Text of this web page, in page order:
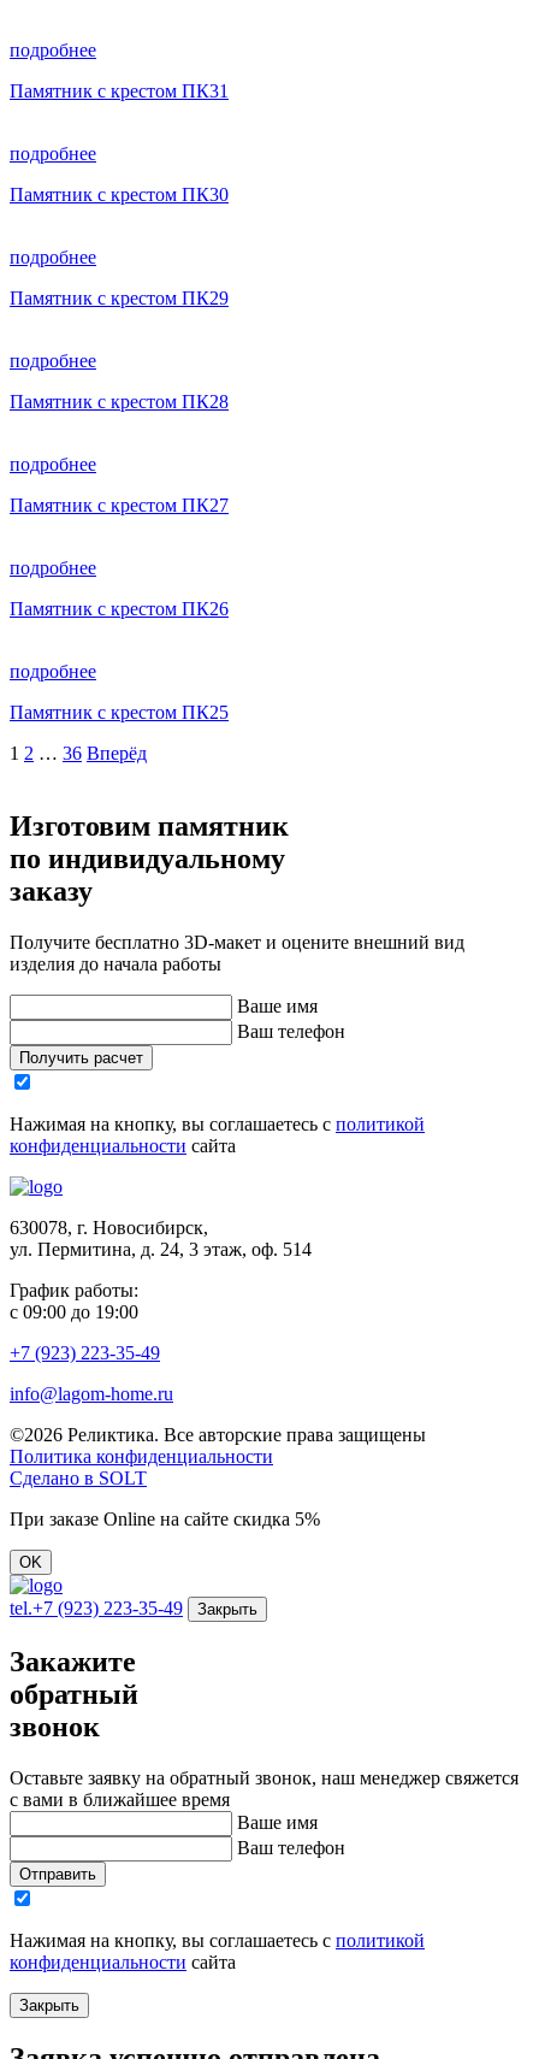
подробнее
Памятник с крестом ПК31
подробнее
Памятник с крестом ПК30
подробнее
Памятник с крестом ПК29
подробнее
Памятник с крестом ПК28
подробнее
Памятник с крестом ПК27
подробнее
Памятник с крестом ПК26
подробнее
Памятник с крестом ПК25
Пагинация
1 2 … 36 Вперёд
Изготовим памятник
по индивидуальному
заказу
Получите бесплатно 3D-макет и оцените внешний вид
изделия до начала работы
Ваше имя
Ваш телефон
Получить расчет
Нажимая на кнопку, вы соглашаетесь с политикой
конфиденциальности сайта
630078, г. Новосибирск,
ул. Пермитина, д. 24, 3 этаж, оф. 514
График работы:
с 09:00 до 19:00
+7 (923) 223-35-49
info@lagom-home.ru
©2026 Реликтика. Все авторские права защищены
Политика конфиденциальности
Сделано в SOLT
При заказе Online на сайте скидка 5%
OK
tel.+7 (923) 223-35-49 Закрыть
Закажите
обратный
звонок
Оставьте заявку на обратный звонок, наш менеджер свяжется
с вами в ближайшее время
Ваше имя
Ваш телефон
Отправить
Нажимая на кнопку, вы соглашаетесь с политикой
конфиденциальности сайта
Закрыть